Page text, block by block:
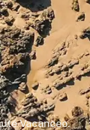
Vacanceo.